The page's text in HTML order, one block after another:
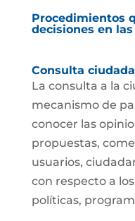
Procedimientos
decisiones en
Consulta
La consulta a la
mecanismo de
conocer las
propuestas,
usuarios,
con respecto a
políticas,